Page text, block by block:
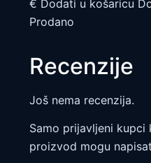
€ Dodati u košaricu
Prodano
Recenzije
Još nema recenzija.
Samo prijavljeni kupci
proizvod mogu